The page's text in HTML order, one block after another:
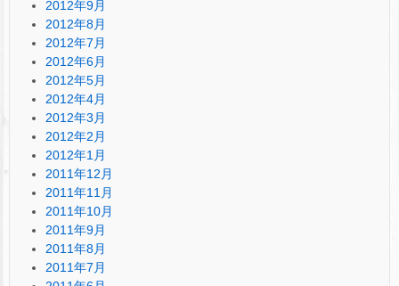
2012年9月
2012年8月
2012年7月
2012年6月
2012年5月
2012年4月
2012年3月
2012年2月
2012年1月
2011年12月
2011年11月
2011年10月
2011年9月
2011年8月
2011年7月